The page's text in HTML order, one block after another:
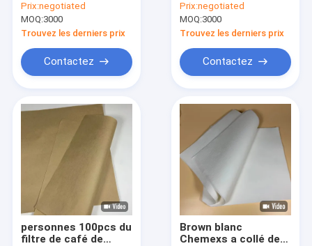
personnes 100pcs
Prix:negotiated
MOQ:3000
Trouvez les derniers prix
Contactez
de la place de papier
filtre de café
Prix:negotiated
MOQ:3000
Trouvez les derniers prix
Contactez
personnes 100pcs du
filtre de café de
Brown blanc
Chemexs a collé des